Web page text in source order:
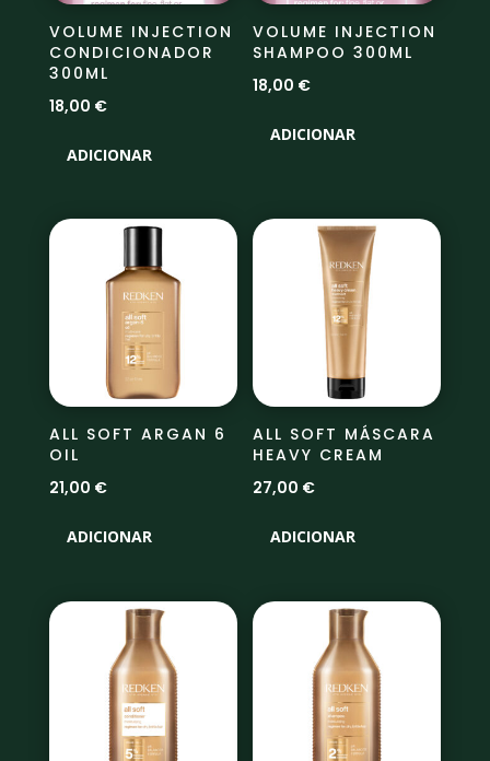
VOLUME INJECTION
CONDICIONADOR
300ML
18,00 €
ADICIONAR
VOLUME INJECTION
SHAMPOO 300ML
18,00 €
ADICIONAR
ALL SOFT ARGAN 6
OIL
21,00 €
ADICIONAR
ALL SOFT MÁSCARA
HEAVY CREAM
27,00 €
ADICIONAR